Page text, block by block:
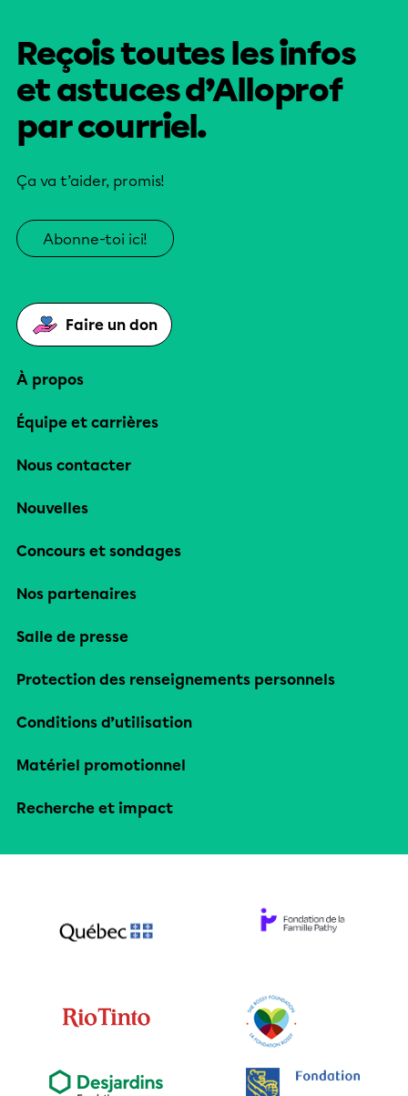
Reçois toutes les infos
et astuces d’Alloprof
par courriel.
Ça va t’aider, promis!
Abonne-toi ici!
Faire un don
À propos
Équipe et carrières
Nous contacter
Nouvelles
Concours et sondages
Nos partenaires
Salle de presse
Protection des renseignements personnels
Conditions d’utilisation
Matériel promotionnel
Recherche et impact